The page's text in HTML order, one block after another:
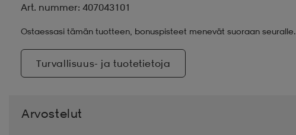
Art. nummer: 407043101
Ostaessasi tämän tuotteen, bonuspisteet menevät suoraan seuralle.
Turvallisuus- ja tuotetietoja
Arvostelut